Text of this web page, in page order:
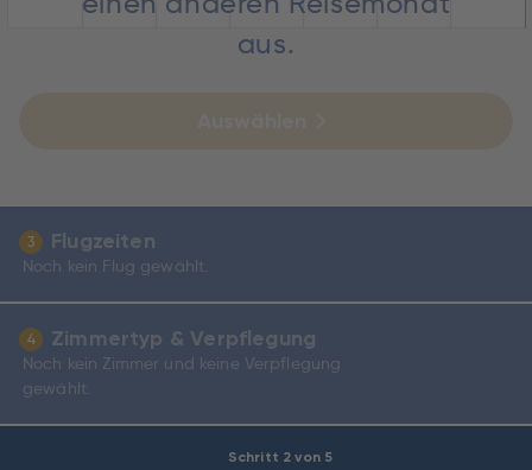
Schritt 2 von 5
aus.
3 Flugzeiten
Noch kein Flug gewählt.
4 Zimmertyp & Verpflegung
Noch kein Zimmer und keine Verpflegung
gewählt.